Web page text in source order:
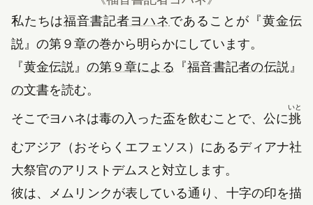
私たちは福音書記者ヨハネ（新しいタブで開きます
であることが 『黄金伝
説 （新しいタブで開きます）
』 の第９章の巻から明らかにしています。
『黄金伝説 』 の第９章による 『福音書記者の伝説 』
の文書を読む。
そこでヨハネは毒の入った盃を飲むことで、公に挑
いと
むアジア（おそらくエフェソス）にあるディアナ社
大祭官のアリストデムスと対立します。
彼は、メムリンクが表している通り、十字の印を描